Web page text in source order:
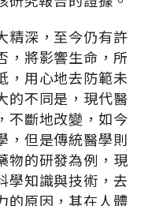
精深，至今仍有許
，將影響生命，所
，用心地去防範未
的不同是，現代醫
不斷地改變，如今
，但是傳統醫學則
物的研發為例，現
學知識與技術，去
的原因，其在人體